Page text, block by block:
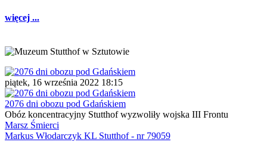
więcej ...
piątek, 16 września 2022 18:15
2076 dni obozu pod Gdańskiem
Obóz koncentracyjny Stutthof wyzwoliły wojska III Frontu
Marsz Śmierci
Markus Włodarczyk KL Stutthof - nr 79059